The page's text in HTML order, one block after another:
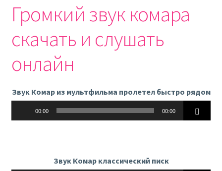
Громкий звук комара
скачать и слушать
онлайн
Звук Комар из мультфильма пролетел быстро рядом
00:00 00:00
Звук Комар классический писк